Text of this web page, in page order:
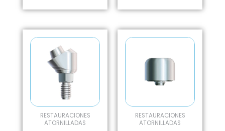
RESTAURACIONES
ATORNILLADAS
RESTAURACIONES
ATORNILLADAS